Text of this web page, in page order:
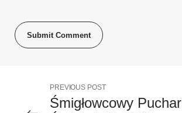
PREVIOUS POST
Śmigłowcowy Puchar